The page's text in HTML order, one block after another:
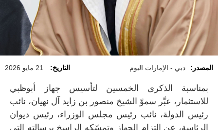
المصدر: دبي - الإمارات اليوم التاريخ: 21 مايو 2026
بمناسبة الذكرى الخمسين لتأسيس جهاز أبوظبي
للاستثمار، عبَّر سموّ الشيخ منصور بن زايد آل نهيان، نائب
رئيس الدولة، نائب رئيس مجلس الوزراء، رئيس ديوان
الرئاسة، عن التزام الجهاز وتمسّكه الراسخ برسالته التي